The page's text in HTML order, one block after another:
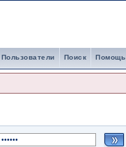
Помощь
Поиск
Пользователи